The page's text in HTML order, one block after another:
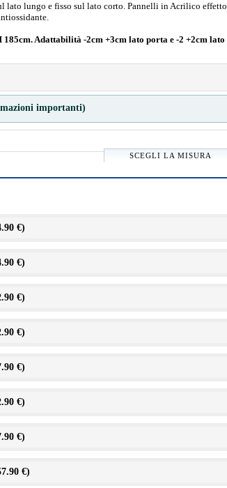
lato lungo e fisso sul lato corto. Pannelli in Acrilico effetto
Adattabilità -2cm +3cm lato porta e -2 +2cm lato
importanti)
SCEGLI LA MISURA
€)
€)
€)
€)
€)
€)
€)
€)